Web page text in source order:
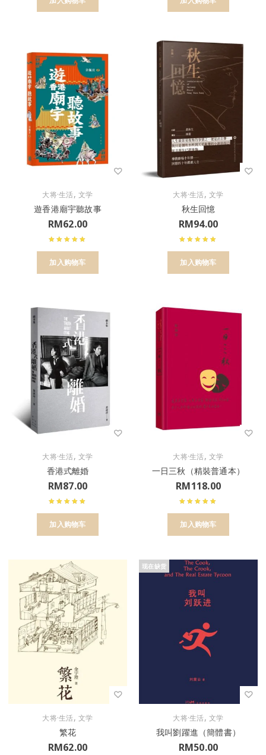
大将·生活,文学
遊香港廟宇聽故事
RM62.00
加入购物车
大将·生活,文学
秋生回憶
RM94.00
加入购物车
大将·生活,文学
香港式離婚
RM87.00
加入购物车
大将·生活,文学
一日三秋（精裝普通本）
RM118.00
加入购物车
大将·生活,文学
繁花
RM62.00
现在缺货
大将·生活,文学
我叫劉躍進（簡體書）
RM50.00